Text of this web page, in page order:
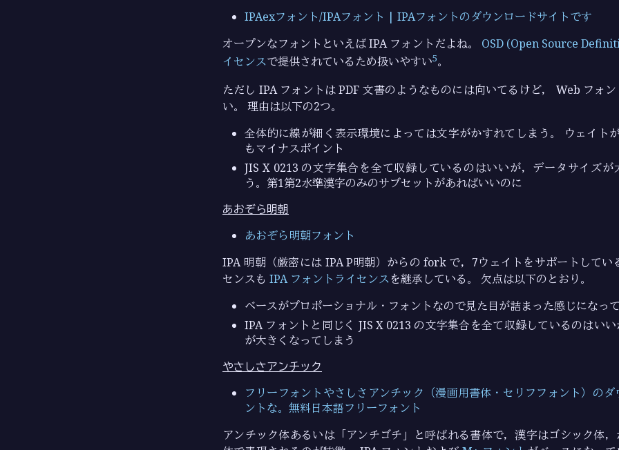
IPAexフォント/IPAフォント | IPAフォントのダウンロードサイトです
オープンなフォントといえば IPA フォントだよね。 OSD (Open Source
イセンスで提供されているため扱いやすい5。
ただし IPA フォントは PDF 文書のようなものには向いてるけど， Web フォ
い。 理由は以下の2つ。
全体的に線が細く表示環境によっては文字がかすれてしまう。 ウェイト
もマイナスポイント
JIS X 0213 の文字集合を全て収録しているのはいいが，データサイズが
う。第1第2水準漢字のみのサブセットがあればいいのに
あおぞら明朝
あおぞら明朝フォント
IPA 明朝（厳密には IPA P明朝）からの fork で，7ウェイトをサポートしてい
センスも IPA フォントライセンスを継承している。 欠点は以下のとおり。
ベースがプロポーショナル・フォントなので見た目が詰まった感じになっ
IPA フォントと同じく JIS X 0213 の文字集合を全て収録しているのはい
が大きくなってしまう
やさしさアンチック
フリーフォントやさしさアンチック（漫画用書体・セリフフォント）の
ントな。無料日本語フリーフォント
アンチック体あるいは「アンチゴチ」と呼ばれる書体で，漢字はゴシック体